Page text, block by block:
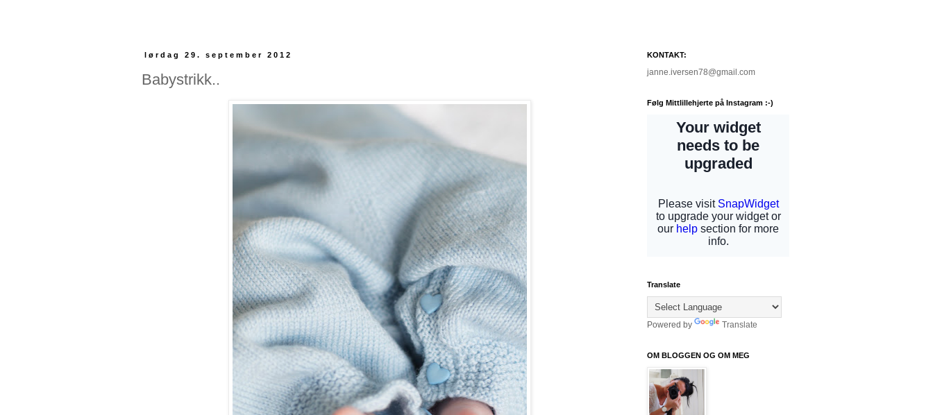
lørdag 29. september 2012
Babystrikk..
KONTAKT:
janne.iversen78@gmail.com
Følg Mittlillehjerte på Instagram :-)
Translate
Powered by Translate
OM BLOGGEN OG OM MEG